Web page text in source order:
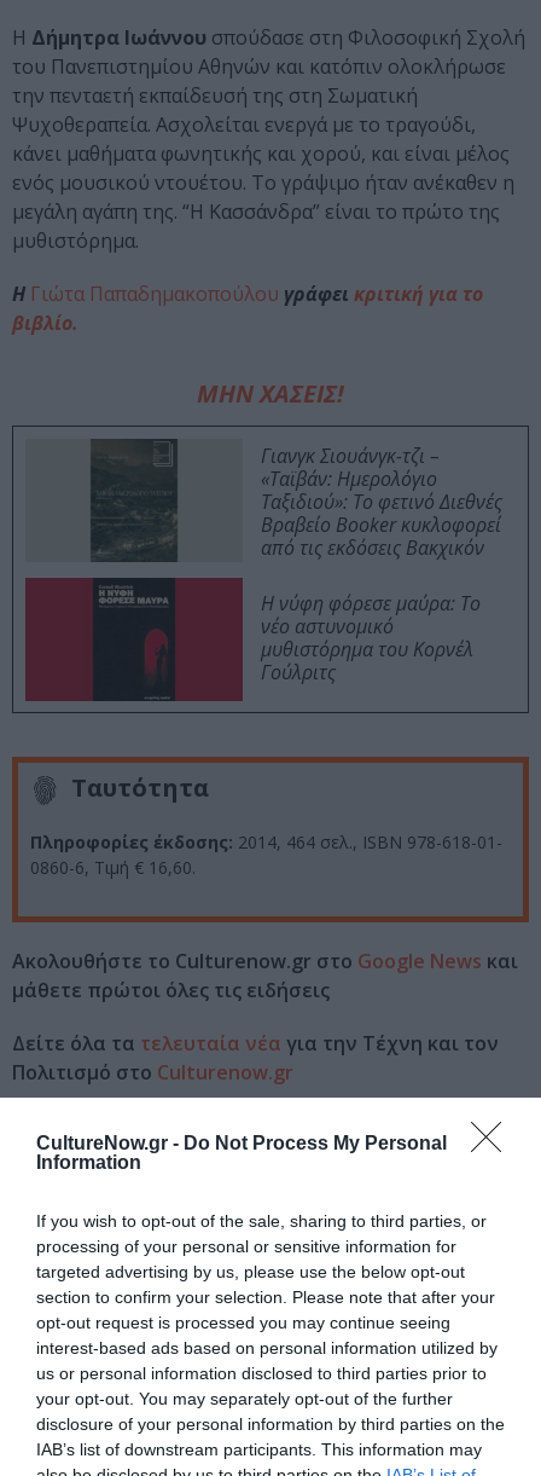
CultureNow.gr - Do Not Process My Personal
Information
If you wish to opt-out of the sale, sharing to third parties, or
processing of your personal or sensitive information for
targeted advertising by us, please use the below opt-out
section to confirm your selection. Please note that after your
opt-out request is processed you may continue seeing
interest-based ads based on personal information utilized by
us or personal information disclosed to third parties prior to
your opt-out. You may separately opt-out of the further
disclosure of your personal information by third parties on the
IAB’s list of downstream participants. This information may
Η Δήμητρα Ιωάννου σπούδασε στη Φιλοσοφική Σχολή
του Πανεπιστημίου Αθηνών και κατόπιν ολοκλήρωσε
την πενταετή εκπαίδευσή της στη Σωματική
Ψυχοθεραπεία. Ασχολείται ενεργά με το τραγούδι,
κάνει μαθήματα φωνητικής και χορού, και είναι μέλος
ενός μουσικού ντουέτου. Το γράψιμο ήταν ανέκαθεν η
μεγάλη αγάπη της. “Η Κασσάνδρα” είναι το πρώτο της
μυθιστόρημα.
Η Γιώτα Παπαδημακοπούλου γράφει κριτική για το
βιβλίο.
ΜΗΝ ΧΑΣΕΙΣ!
Γιανγκ Σιουάνγκ-τζι –
«Ταϊβάν: Ημερολόγιο
Ταξιδιού»: Το φετινό Διεθνές
Βραβείο Booker κυκλοφορεί
από τις εκδόσεις Βακχικόν
Η νύφη φόρεσε μαύρα: Το
νέο αστυνομικό
μυθιστόρημα του Κορνέλ
Γούλριτς
Ταυτότητα
Πληροφορίες έκδοσης: 2014, 464 σελ., ISBN 978-618-01-
0860-6, Τιμή € 16,60.
Ακολουθήστε το Culturenow.gr στο Google News και
μάθετε πρώτοι όλες τις ειδήσεις
Δείτε όλα τα τελευταία νέα για την Τέχνη και τον
Πολιτισμό στο Culturenow.gr
Νέοι Διαγωνισμοί❯
ΕΚΔΟΣΕΙΣ ΨΥΧΟΓΙΟΣ
Newsletter
Κάθε βδομάδα στο e-mail σας τα τελευταία νέα για
την Τέχνη και τον Πολιτισμό!